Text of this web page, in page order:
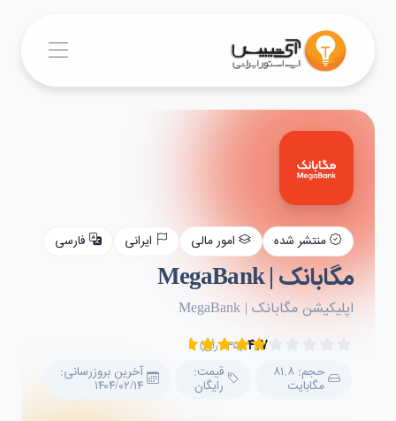
منتشر شده امور مالی ایرانی فارسی
مگابانک | MegaBank
اپلیکیشن مگابانک | MegaBank
۴.۷ (۲۳۵ رأی)
حجم: ۸۱.۸
مگابایت
قیمت:
رایگان
آخرین بروزرسانی:
۱۴۰۴/۰۲/۱۴